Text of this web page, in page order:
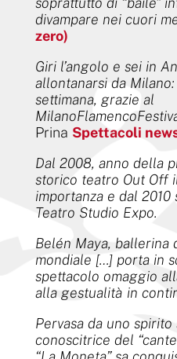
divampare nei cuori
zero)
Giri l’angolo e sei in
allontanarsi da
settimana, grazie al
Prina Spettacoli
Dal 2008, anno della
storico teatro Out Off
importanza e dal
Teatro Studio Expo.
Belén Maya, ballerina
mondiale […] porta in
spettacolo omaggio
alla gestualità in
Pervasa da uno spirito
conoscitrice del